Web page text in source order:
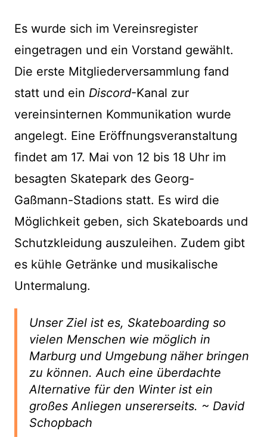
Es wurde sich im Vereinsregister
eingetragen und ein Vorstand gewählt.
Die erste Mitgliederversammlung fand
statt und ein Discord-Kanal zur
vereinsinternen Kommunikation wurde
angelegt. Eine Eröffnungsveranstaltung
findet am 17. Mai von 12 bis 18 Uhr im
besagten Skatepark des Georg-
Gaßmann-Stadions statt. Es wird die
Möglichkeit geben, sich Skateboards und
Schutzkleidung auszuleihen. Zudem gibt
es kühle Getränke und musikalische
Untermalung.
Unser Ziel ist es, Skateboarding so
vielen Menschen wie möglich in
Marburg und Umgebung näher bringen
zu können. Auch eine überdachte
Alternative für den Winter ist ein
großes Anliegen unsererseits. ~ David
Schopbach